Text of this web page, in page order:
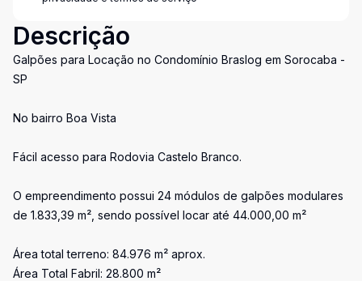
Descrição
Galpões para Locação no Condomínio Braslog em Sorocaba -
SP
No bairro Boa Vista
Fácil acesso para Rodovia Castelo Branco.
O empreendimento possui 24 módulos de galpões modulares
de 1.833,39 m², sendo possível locar até 44.000,00 m²
Área total terreno: 84.976 m² aprox.
Área Total Fabril: 28.800 m²